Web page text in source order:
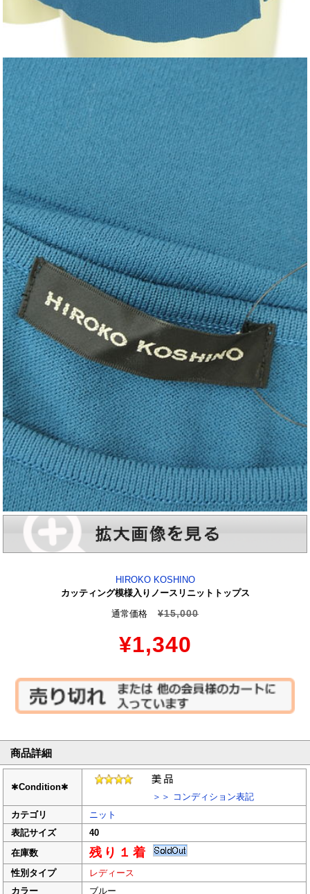
HIROKO KOSHINO
カッティング模様入りノースリニットトップス
通常価格
¥15,000
¥1,340
商品詳細
✱Condition✱
＞＞ コンディション表記
カテゴリ
ニット
表記サイズ
40
在庫数
残り１着
性別タイプ
レディース
カラー
ブルー